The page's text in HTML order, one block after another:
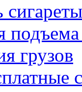
грузов